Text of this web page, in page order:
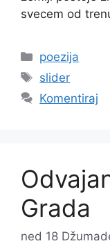
svecem od
Kategorije
poezija
Oznake
slider
Komentiraj
Grada
ned 18